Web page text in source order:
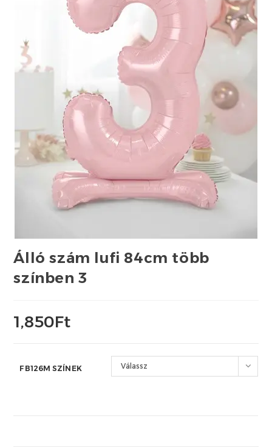
Álló szám lufi 84cm több
színben 3
1,850Ft
FB126M SZÍNEK Válassz